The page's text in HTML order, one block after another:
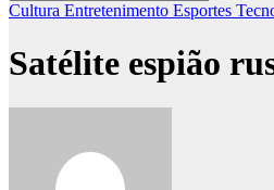
Cultura Entretenimento Esportes
Satélite espião